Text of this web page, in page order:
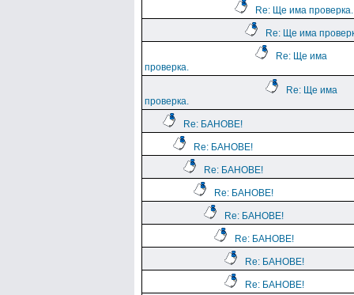
Re: Ще има проверка.
Re: Ще има
Re: Ще има
проверка.
Re: Ще има
проверка.
Re: БАНОВЕ!
Re: БАНОВЕ!
Re: БАНОВЕ!
Re: БАНОВЕ!
Re: БАНОВЕ!
Re: БАНОВЕ!
Re: БАНОВЕ!
Re: БАНОВЕ!